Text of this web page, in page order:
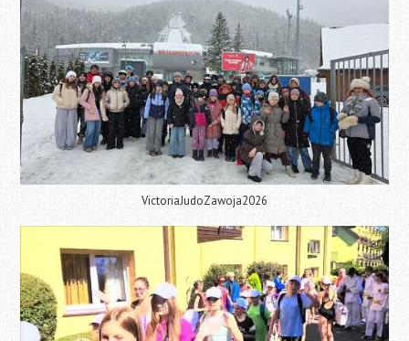
VictoriaJudoZawoja2026